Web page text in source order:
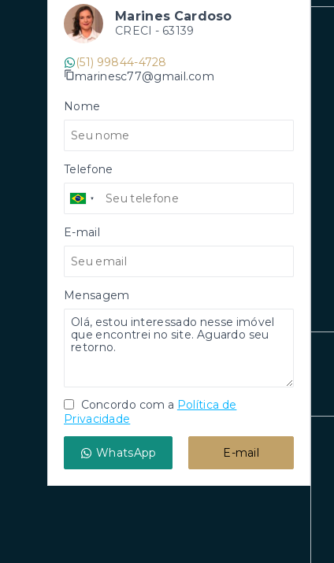
Marines Cardoso
CRECI - 63139
(51) 99844-4728
marinesc77@gmail.com
Nome
Telefone
E-mail
Mensagem
Concordo com a Política de
Privacidade
WhatsApp E-mail